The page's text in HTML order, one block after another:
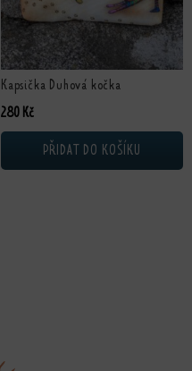
Kapsička Duhová kočka
280 Kč
PŘIDAT DO KOŠÍKU